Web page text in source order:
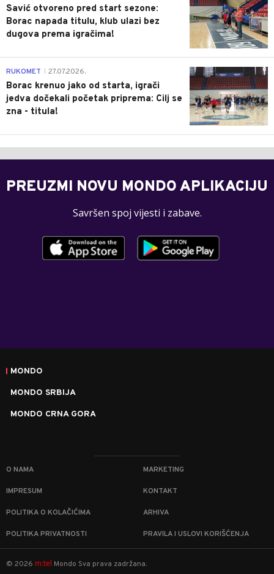
Savić otvoreno pred start sezone:
Borac napada titulu, klub ulazi bez
dugova prema igračima!
0
RUKOMET 27.07.2026.
Borac krenuo jako od starta, igrači
jedva dočekali početak priprema: Cilj se
zna - titula!
PREUZMI NOVU MONDO APLIKACIJU
Savršen spoj vijesti i zabave.
MONDO
MONDO SRBIJA
MONDO CRNA GORA
O NAMA MARKETING
IMPRESUM KONTAKT
POLITIKA O KOLAČIĆIMA ARHIVA
POLITIKA PRIVATNOSTI PRAVILA I USLOVI KORIŠĆENJA
© 2026 m:tel Mondo Sva prava zadržana.